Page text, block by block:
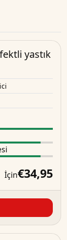
yastık
İçin€34,95